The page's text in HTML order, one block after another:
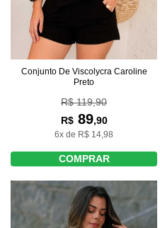
Conjunto De Viscolycra Caroline
Preto
R$ 119,90
R$89,90
6x de R$ 14,98
COMPRAR